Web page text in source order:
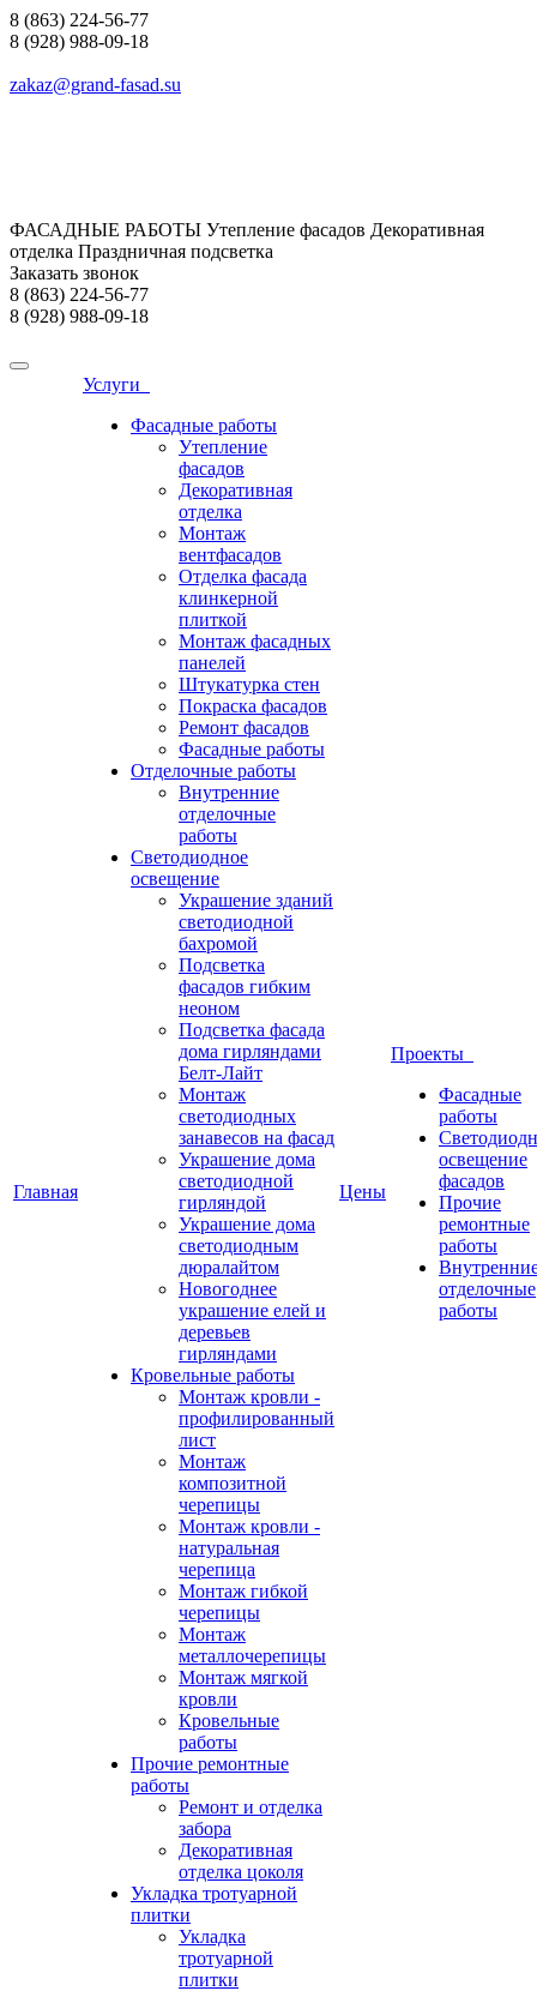
8 (863) 224-56-77
8 (928) 988-09-18
zakaz@grand-fasad.su
ФАСАДНЫЕ РАБОТЫ Утепление фасадов Декоративная
отделка Праздничная подсветка
Заказать звонок
8 (863) 224-56-77
8 (928) 988-09-18
Главная
Услуги
Фасадные работы
Утепление
фасадов
Декоративная
отделка
Монтаж
вентфасадов
Отделка фасада
клинкерной
плиткой
Монтаж фасадных
панелей
Штукатурка стен
Покраска фасадов
Ремонт фасадов
Фасадные работы
Отделочные работы
Внутренние
отделочные
работы
Светодиодное
освещение
Украшение зданий
светодиодной
бахромой
Подсветка
фасадов гибким
неоном
Подсветка фасада
дома гирляндами
Белт-Лайт
Монтаж
светодиодных
занавесов на фасад
Украшение дома
светодиодной
гирляндой
Украшение дома
светодиодным
дюралайтом
Новогоднее
украшение елей и
деревьев
гирляндами
Кровельные работы
Монтаж кровли -
профилированный
лист
Монтаж
композитной
черепицы
Монтаж кровли -
натуральная
черепица
Монтаж гибкой
черепицы
Монтаж
металлочерепицы
Монтаж мягкой
кровли
Кровельные
работы
Прочие ремонтные
работы
Ремонт и отделка
забора
Декоративная
отделка цоколя
Укладка тротуарной
плитки
Укладка
тротуарной
плитки
Цены
Проекты
Фасадные
работы
освещение
фасадов
Прочие
ремонтные
работы
отделочные
работы